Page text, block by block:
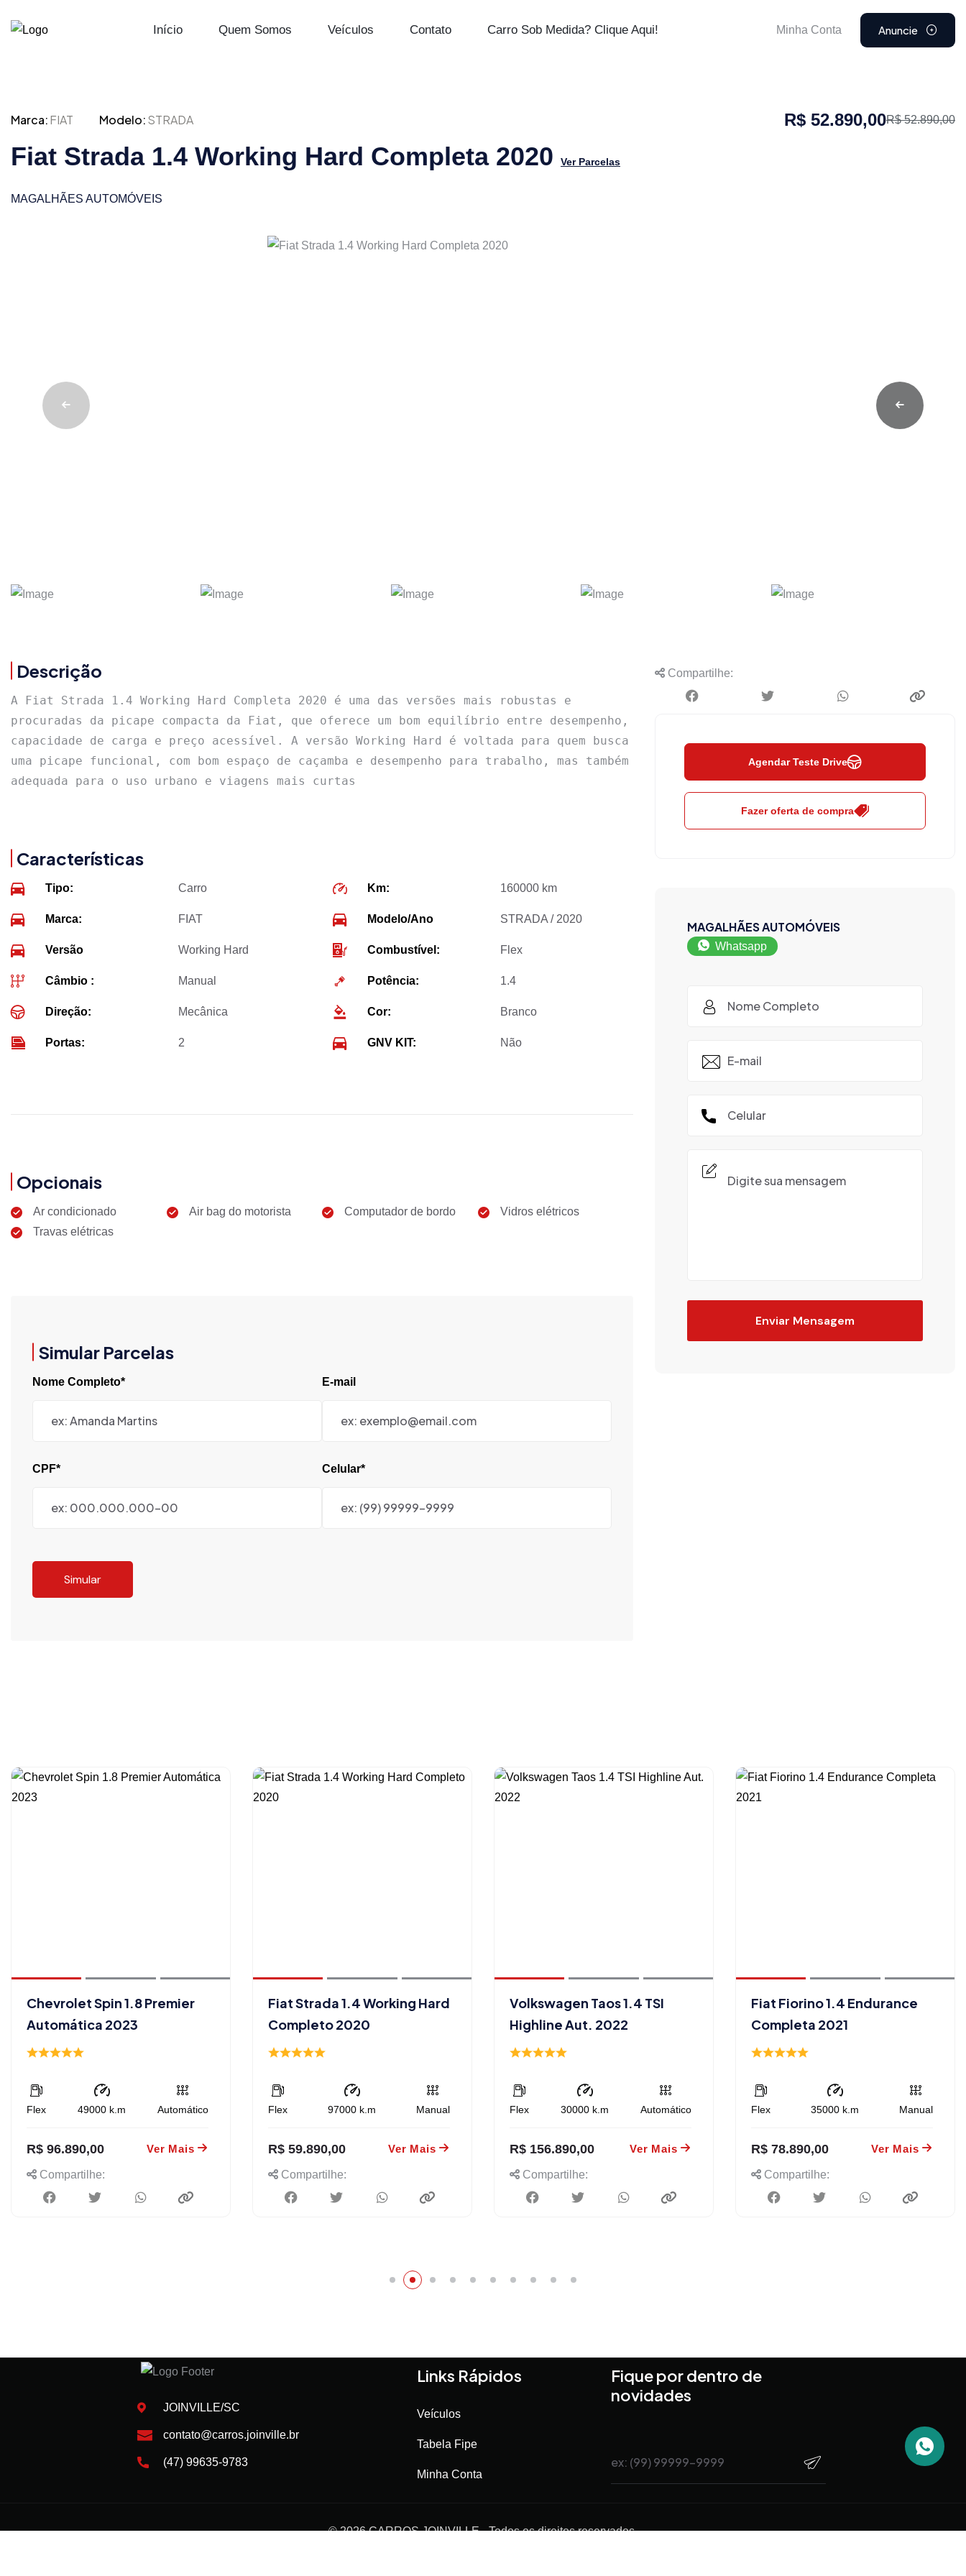
Início Quem Somos Veículos Contato Carro Sob Medida? Clique Aqui! Minha Conta Anuncie
Marca:FIAT Modelo:STRADA
Fiat Strada 1.4 Working Hard Completa 2020 Ver Parcelas
MAGALHÃES AUTOMÓVEIS
R$ 52.890,00R$ 52.890,00
Descrição
A Fiat Strada 1.4 Working Hard Completa 2020 é uma das versões mais robustas e
procuradas da picape compacta da Fiat, que oferece um bom equilíbrio entre desempenho,
capacidade de carga e preço acessível. A versão Working Hard é voltada para quem busca
uma picape funcional, com bom espaço de caçamba e desempenho para trabalho, mas também
adequada para o uso urbano e viagens mais curtas
Características
Tipo: Carro Km: 160000 km
Marca: FIAT Modelo/Ano STRADA / 2020
Versão Working Hard Combustível: Flex
Câmbio : Manual Potência: 1.4
Direção: Mecânica Cor: Branco
Portas: 2 GNV KIT: Não
Opcionais
Ar condicionado Air bag do motorista Computador de bordo
Vidros elétricos
Travas elétricas
Simular Parcelas
Nome Completo* E-mail
CPF* Celular*
Simular
Compartilhe:
Agendar Teste Drive
Fazer oferta de compra
MAGALHÃES AUTOMÓVEIS
Whatsapp
Enviar Mensagem
Chevrolet Spin 1.8 Premier
Automática 2023
Flex 49000 k.m Automático
R$ 96.890,00 Ver Mais
Compartilhe:
Fiat Strada 1.4 Working Hard
Completo 2020
Flex 97000 k.m Manual
R$ 59.890,00 Ver Mais
Compartilhe:
Volkswagen Taos 1.4 TSI
Highline Aut. 2022
Flex 30000 k.m Automático
R$ 156.890,00 Ver Mais
Compartilhe:
Fiat Fiorino 1.4 Endurance
Completa 2021
Flex 35000 k.m Manual
R$ 78.890,00 Ver Mais
Compartilhe:
JOINVILLE/SC
contato@carros.joinville.br
(47) 99635-9783
Links Rápidos
Veículos
Tabela Fipe
Minha Conta
Fique por dentro de
novidades
©2026 CARROS JOINVILLE- Todos os direitos reservados.